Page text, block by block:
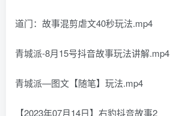
道门：故事混剪虐文40秒玩法.mp4
青城派-8月15号抖音故事玩法讲解.mp4
青城派—图文【随笔】玩法.mp4
【2023年07月14日】右豹抖音故事2